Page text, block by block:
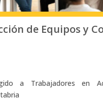
de Equipos y
a Trabajadores en